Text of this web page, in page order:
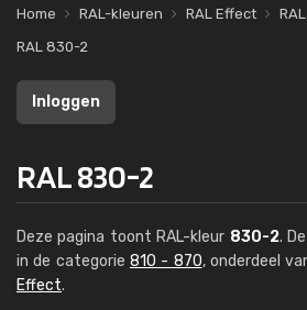
Home RAL-kleuren RAL Effect
RAL 830-2
Inloggen
RAL 830-2
Deze pagina toont RAL-kleur 830-2.
in de categorie 810 - 870, onderdeel
Effect.